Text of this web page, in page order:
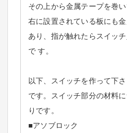
その上から金属テープを巻
右に設置されている板にも
あり、指が触れたらスイッ
で す。
以下、スイッチを作って下
です。スイッチ部分の材料
りです。
■アソブロック